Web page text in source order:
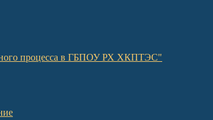
процесса в ГБПОУ РХ ХКПТЭС"